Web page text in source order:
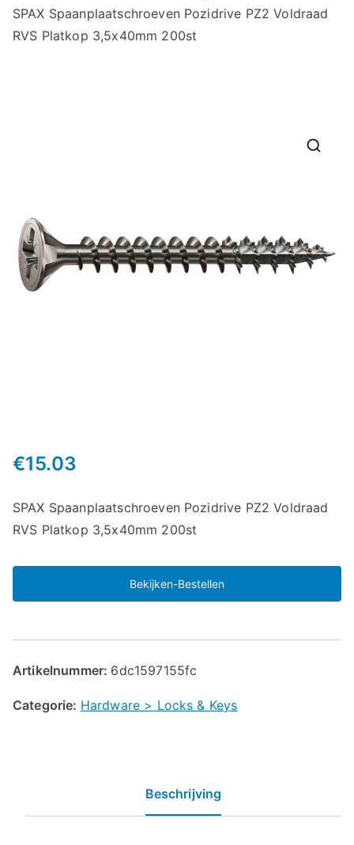
SPAX Spaanplaatschroeven Pozidrive PZ2 Voldraad
RVS Platkop 3,5x40mm 200st
€15.03
SPAX Spaanplaatschroeven Pozidrive PZ2 Voldraad
RVS Platkop 3,5x40mm 200st
Bekijken-Bestellen
Artikelnummer: 6dc1597155fc
Categorie: Hardware > Locks & Keys
Beschrijving